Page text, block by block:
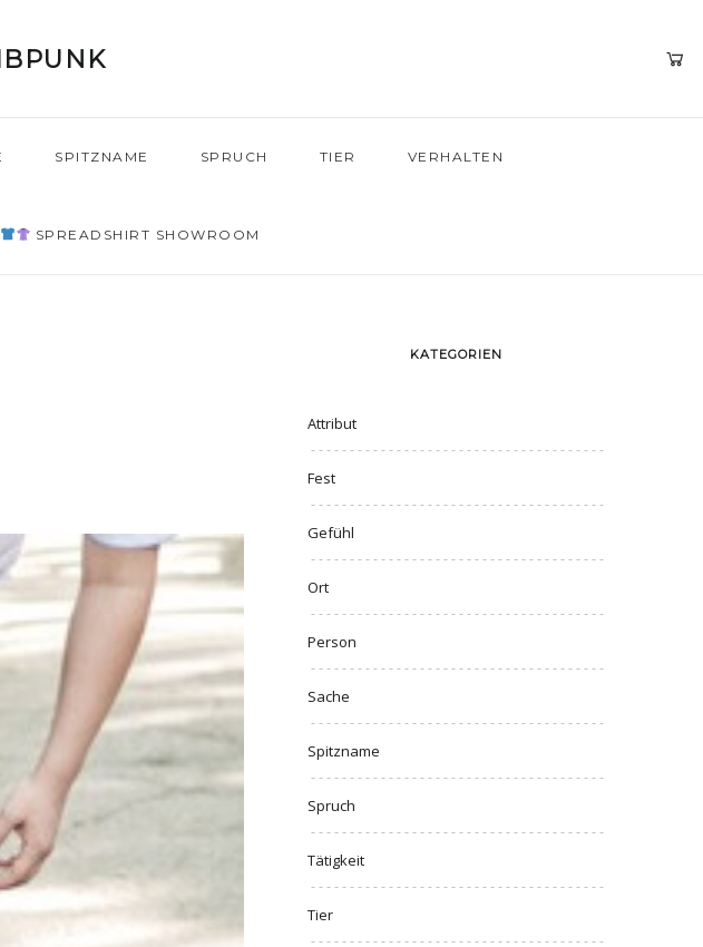
SPITZNAME SPRUCH TIER VERHALTEN
SPREADSHIRT SHOWROOM
KATEGORIEN
Attribut
Fest
Gefühl
Ort
Person
Sache
Spitzname
Spruch
Tätigkeit
Tier